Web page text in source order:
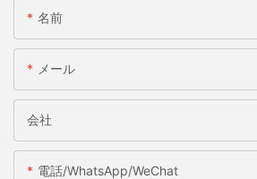
名前
メール
会社
電話/WhatsApp/WeChat